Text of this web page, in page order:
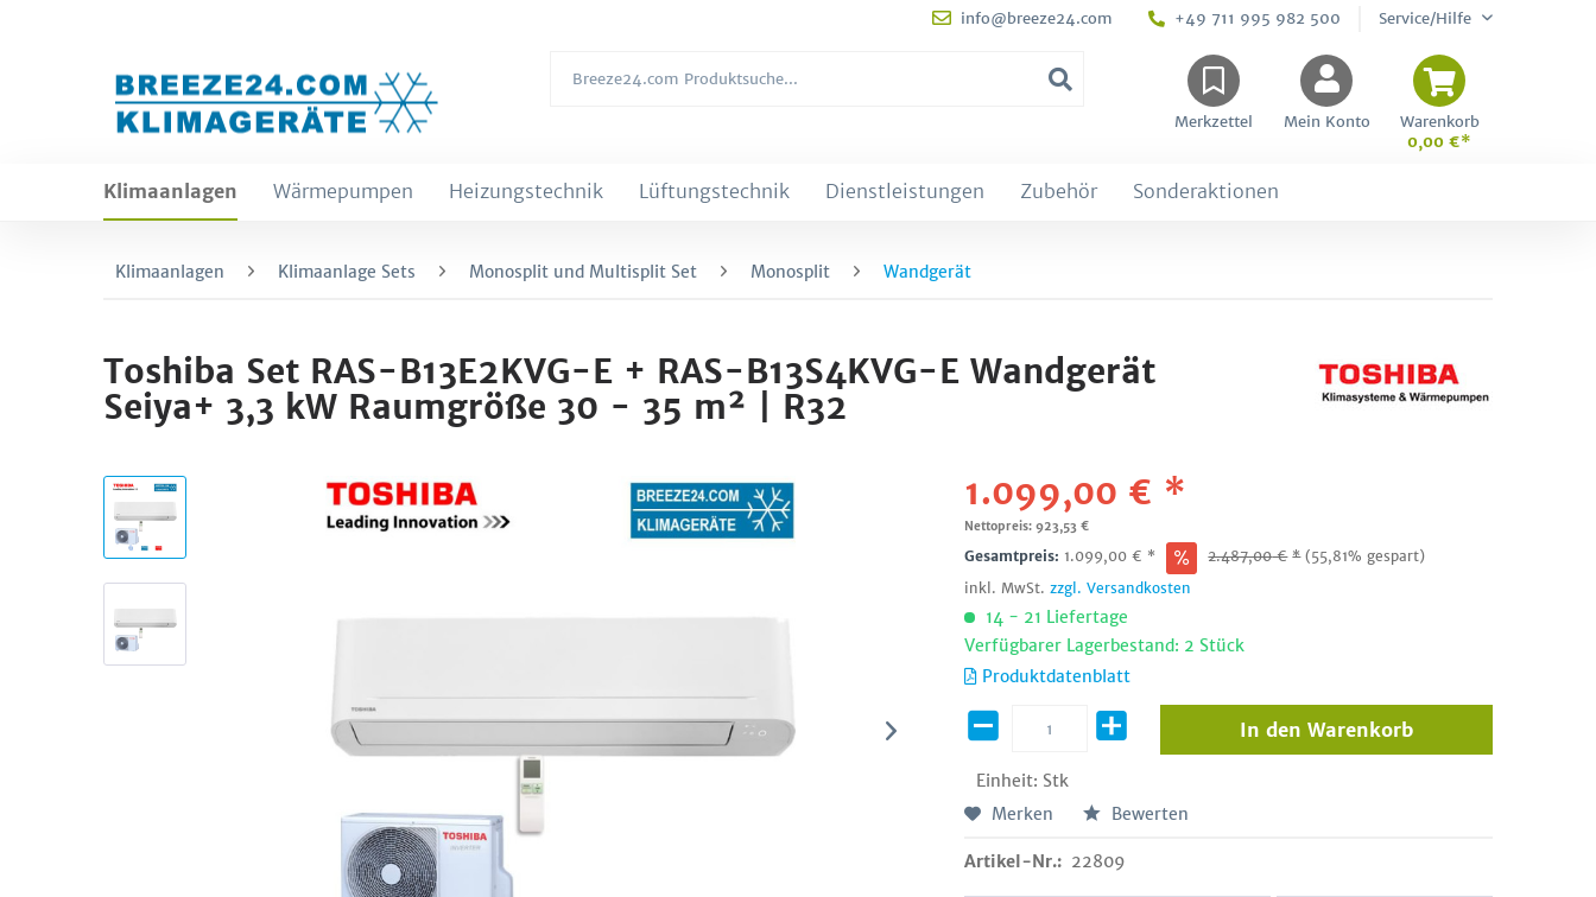
info@breeze24.com +49 711 995 982 500 Service/Hilfe
Merkzettel Mein Konto
Warenkorb
0,00 €*
Klimaanlagen Wärmepumpen Heizungstechnik Lüftungstechnik Dienstleistungen Zubehör Sonderaktionen
Klimaanlagen Klimaanlage Sets Monosplit und Multisplit Set Monosplit Wandgerät
Toshiba Set RAS-B13E2KVG-E + RAS-B13S4KVG-E Wandgerät
Seiya+ 3,3 kW Raumgröße 30 - 35 m² | R32
1.099,00 € *
Nettopreis: 923,53 €
Gesamtpreis: 1.099,00 € * 2.487,00€ * (55,81% gespart)
inkl. MwSt.zzgl. Versandkosten
14 - 21 Liefertage
Verfügbarer Lagerbestand: 2 Stück
Produktdatenblatt
Einheit: Stk
In den Warenkorb
Merken Bewerten
Artikel-Nr.: 22809